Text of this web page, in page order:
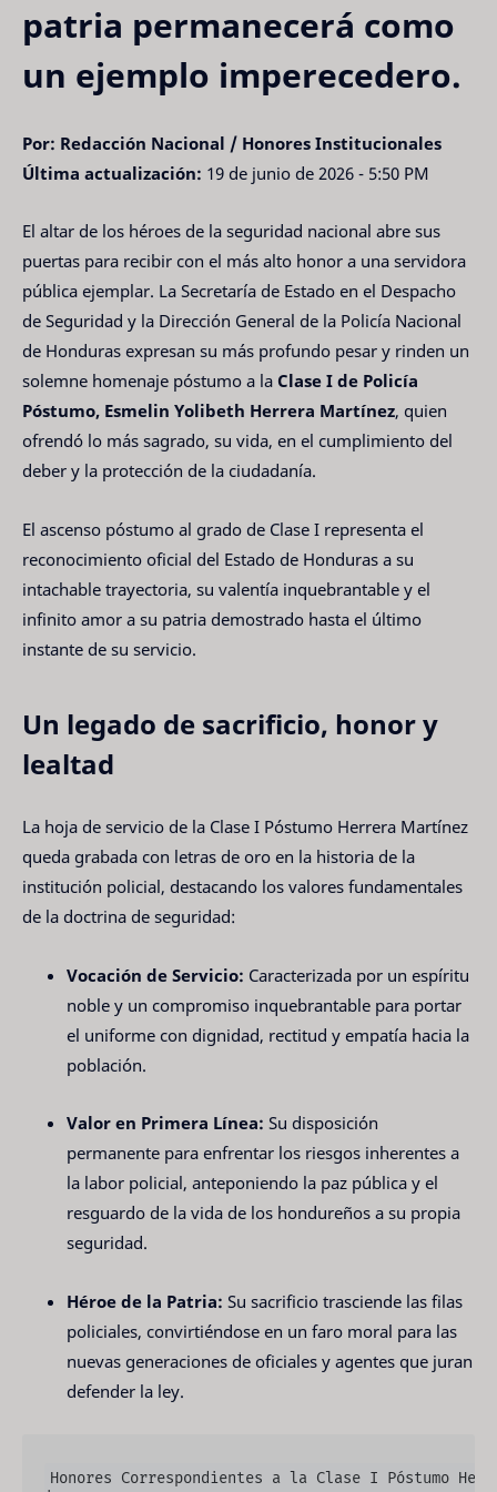
patria permanecerá como
un ejemplo imperecedero.
Por: Redacción Nacional / Honores Institucionales
Última actualización: 19 de junio de 2026 - 5:50 PM
El altar de los héroes de la seguridad nacional abre sus
puertas para recibir con el más alto honor a una servidora
pública ejemplar. La Secretaría de Estado en el Despacho
de Seguridad y la Dirección General de la Policía Nacional
de Honduras expresan su más profundo pesar y rinden un
solemne homenaje póstumo a la Clase I de Policía
Póstumo, Esmelin Yolibeth Herrera Martínez, quien
ofrendó lo más sagrado, su vida, en el cumplimiento del
deber y la protección de la ciudadanía.
El ascenso póstumo al grado de Clase I representa el
reconocimiento oficial del Estado de Honduras a su
intachable trayectoria, su valentía inquebrantable y el
infinito amor a su patria demostrado hasta el último
instante de su servicio.
Un legado de sacrificio, honor y
lealtad
La hoja de servicio de la Clase I Póstumo Herrera Martínez
queda grabada con letras de oro en la historia de la
institución policial, destacando los valores fundamentales
de la doctrina de seguridad:
Vocación de Servicio: Caracterizada por un espíritu
noble y un compromiso inquebrantable para portar
el uniforme con dignidad, rectitud y empatía hacia la
población.
Valor en Primera Línea: Su disposición
permanente para enfrentar los riesgos inherentes a
la labor policial, anteponiendo la paz pública y el
resguardo de la vida de los hondureños a su propia
seguridad.
Héroe de la Patria: Su sacrificio trasciende las filas
policiales, convirtiéndose en un faro moral para las
nuevas generaciones de oficiales y agentes que juran
defender la ley.
Honores Correspondientes a la Clase I Póstumo